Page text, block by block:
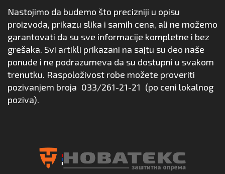
Nastojimo da budemo što precizniji u opisu
proizvoda, prikazu slika i samih cena, ali ne možemo
garantovati da su sve informacije kompletne i bez
grešaka. Svi artikli prikazani na sajtu su deo naše
ponude i ne podrazumeva da su dostupni u svakom
trenutku. Raspoloživost robe možete proveriti
pozivanjem broja 033/261-21-21 (po ceni lokalnog
poziva).